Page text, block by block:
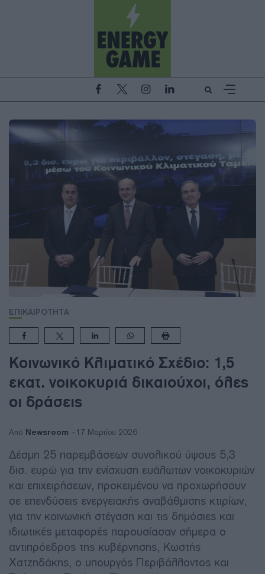
ΕΠΙΚΑΙΡΟΤΗΤΑ
Κοινωνικό Κλιματικό Σχέδιο: 1,5
εκατ. νοικοκυριά δικαιούχοι, όλες
οι δράσεις
Από Newsroom 17 Μαρτίου 2026
Δέσμη 25 παρεμβάσεων συνολικού ύψους 5,3
δισ. ευρώ για την ενίσχυση ευάλωτων νοικοκυριών
και επιχειρήσεων, προκειμένου να προχωρήσουν
σε επενδύσεις ενεργειακής αναβάθμισης κτιρίων,
για την κοινωνική στέγαση και τις δημόσιες και
ιδιωτικές μεταφορές παρουσίασαν σήμερα ο
αντιπρόεδρος της κυβέρνησης, Κωστής
Χατζηδάκης, ο υπουργός Περιβάλλοντος και